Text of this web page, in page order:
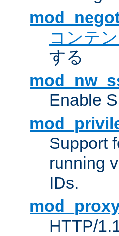
コンテ
する
Enable
Support
running
IDs.
HTTP/